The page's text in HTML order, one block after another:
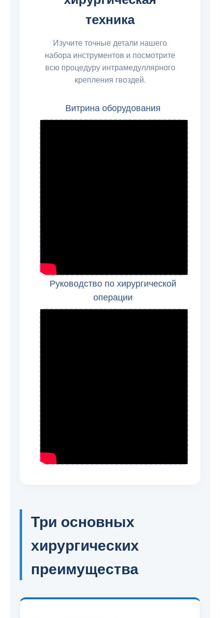
техника
Изучите точные детали нашего
набора инструментов и посмотрите
всю процедуру интрамедуллярного
крепления гвоздей.
Витрина оборудования
Руководство по хирургической
операции
Три основных
хирургических
преимущества